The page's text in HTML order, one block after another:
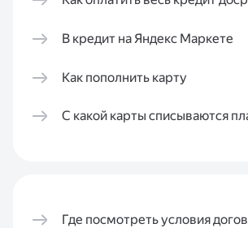
В кредит на Яндекс Маркете
Как пополнить карту
С какой карты списываются
Где посмотреть условия